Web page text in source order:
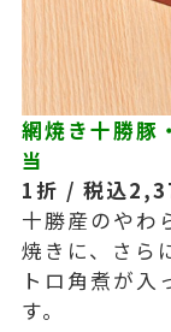
網焼き十勝豚
当
1折 / 税込
十勝産のやわ
焼きに、さら
トロ角煮が入
す。